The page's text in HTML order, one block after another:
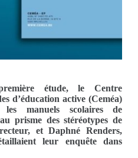
étude, le Centre
d’éducation active (Ceméa)
manuels scolaires de
prisme des stéréotypes de
et Daphné Renders,
leur enquête dans